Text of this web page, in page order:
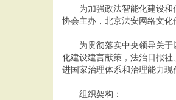
为加强政法智能化建设和信
协会主办，北京法安网络文
为贯彻落实中央领导关于
化建设建言献策，法治日报
进国家治理体系和治理能力现
组织架构：